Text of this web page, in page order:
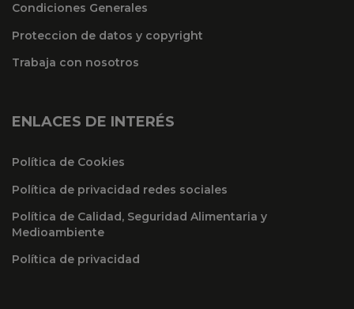
Condiciones Generales
Proteccion de datos y copyright
Trabaja con nosotros
ENLACES DE INTERÉS
Política de Cookies
Política de privacidad redes sociales
Política de Calidad, Seguridad Alimentaria y
Medioambiente
Política de privacidad